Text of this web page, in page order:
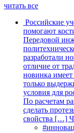
читать все
Российские
помогают
Передовой
разработали
отличие от
новинка
только
условия для
По расчетам
сделать
свойства […]